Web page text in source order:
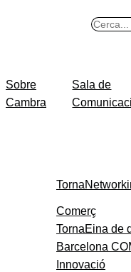
B
Sobre
Cambra
Sala de
Torna
Comerç
TornaEina de
Barcelona
Innovació